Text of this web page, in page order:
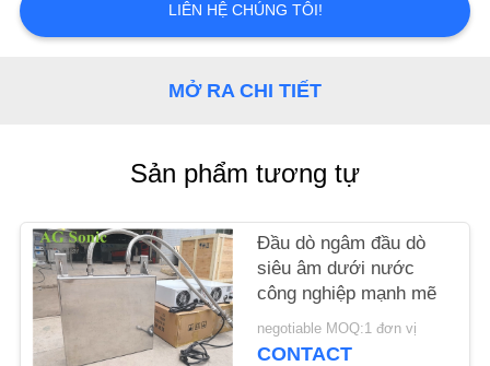
KIỂM
LIÊN
HỆ
CHÚNG
TÔI
LIÊN HỆ CHÚNG TÔI!
MỞ RA CHI TIẾT
Sản phẩm tương tự
Đầu dò ngâm đầu dò
siêu âm dưới nước
công nghiệp mạnh mẽ
negotiable MOQ:1 đơn vị
CONTACT